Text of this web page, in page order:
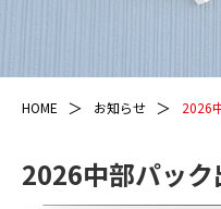
HOME お知らせ 2026
2026中部パッ